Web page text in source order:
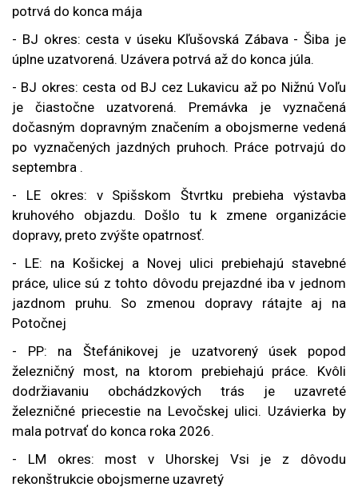
potrvá do konca mája
- BJ okres: cesta v úseku Kľušovská Zábava - Šiba je
úplne uzatvorená. Uzávera potrvá až do konca júla.
- BJ okres: cesta od BJ cez Lukavicu až po Nižnú Voľu
je čiastočne uzatvorená. Premávka je vyznačená
dočasným dopravným značením a obojsmerne vedená
po vyznačených jazdných pruhoch. Práce potrvajú do
septembra .
- LE okres: v Spišskom Štvrtku prebieha výstavba
kruhového objazdu. Došlo tu k zmene organizácie
dopravy, preto zvýšte opatrnosť.
- LE: na Košickej a Novej ulici prebiehajú stavebné
práce, ulice sú z tohto dôvodu prejazdné iba v jednom
jazdnom pruhu. So zmenou dopravy rátajte aj na
Potočnej
- PP: na Štefánikovej je uzatvorený úsek popod
železničný most, na ktorom prebiehajú práce. Kvôli
dodržiavaniu obchádzkových trás je uzavreté
železničné priecestie na Levočskej ulici. Uzávierka by
mala potrvať do konca roka 2026.
- LM okres: most v Uhorskej Vsi je z dôvodu
rekonštrukcie obojsmerne uzavretý